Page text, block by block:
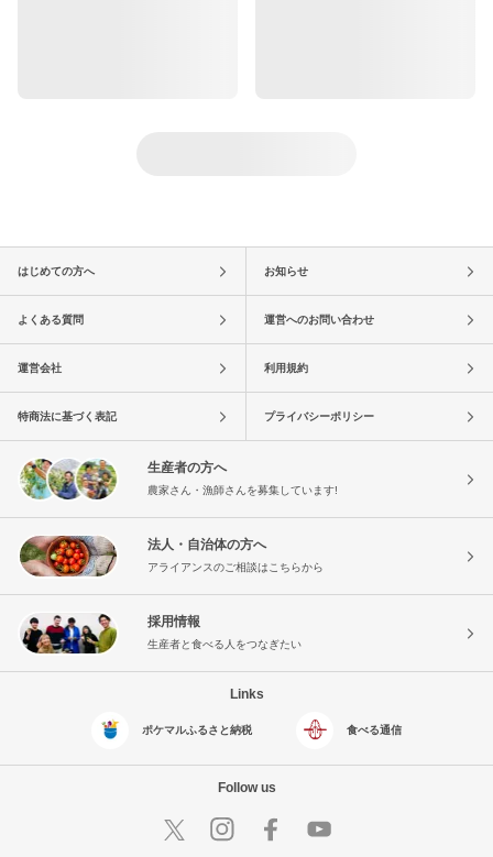
はじめての方へ お知らせ
よくある質問 運営へのお問い合わせ
運営会社 利用規約
特商法に基づく表記 プライバシーポリシー
生産者の方へ
農家さん・漁師さんを募集しています!
法人・自治体の方へ
アライアンスのご相談はこちらから
採用情報
生産者と食べる人をつなぎたい
Links
ポケマルふるさと納税 食べる通信
Follow us